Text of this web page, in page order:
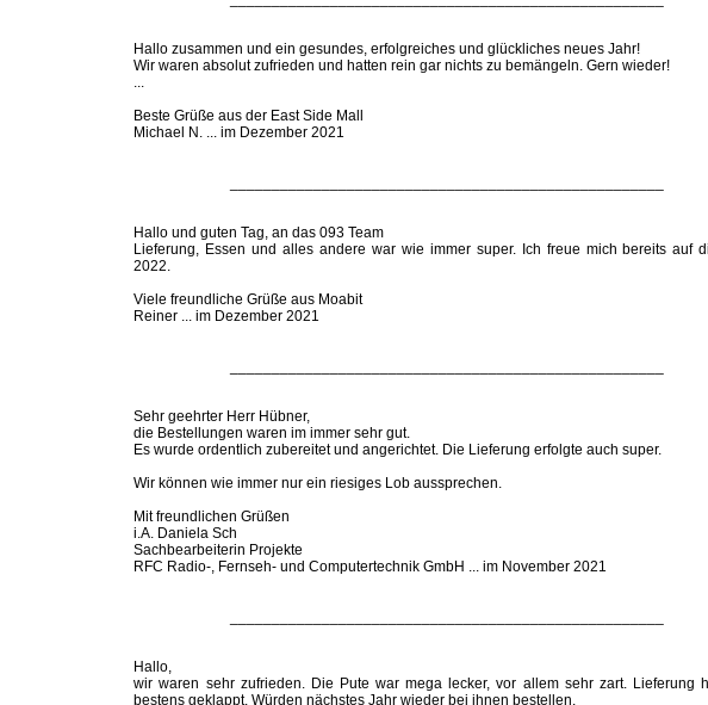
Hallo zusammen und ein gesundes, erfolgreiches und glückliches neues Jahr!
Wir waren absolut zufrieden und hatten rein gar nichts zu bemängeln. Gern wieder!
...
Beste Grüße aus der East Side Mall
Michael N. ... im Dezember 2021
Hallo und guten Tag, an das 093 Team
Lieferung, Essen und alles andere war wie immer super. Ich freue mich bereits auf
2022.
Viele freundliche Grüße aus Moabit
Reiner ... im Dezember 2021
Sehr geehrter Herr Hübner,
die Bestellungen waren im immer sehr gut.
Es wurde ordentlich zubereitet und angerichtet. Die Lieferung erfolgte auch super.
Wir können wie immer nur ein riesiges Lob aussprechen.
Mit freundlichen Grüßen
i.A. Daniela Sch
Sachbearbeiterin Projekte
RFC Radio-, Fernseh- und Computertechnik GmbH ... im November 2021
Hallo,
wir waren sehr zufrieden. Die Pute war mega lecker, vor allem sehr zart. Lieferung
bestens geklappt. Würden nächstes Jahr wieder bei ihnen bestellen.